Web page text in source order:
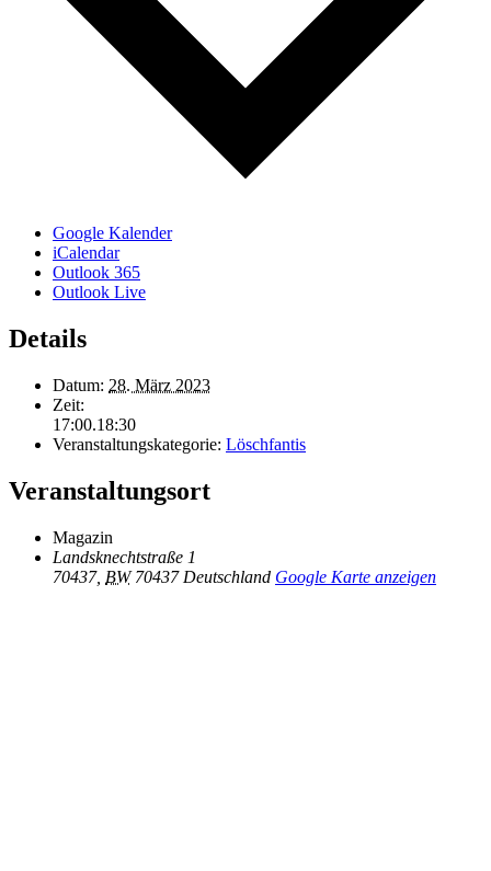
Google Kalender
iCalendar
Outlook 365
Outlook Live
Details
Datum: 28. März 2023
Zeit:
17:00.18:30
Veranstaltungskategorie: Löschfantis
Veranstaltungsort
Magazin
Landsknechtstraße 1
70437, BW 70437 Deutschland Google Karte anzeigen